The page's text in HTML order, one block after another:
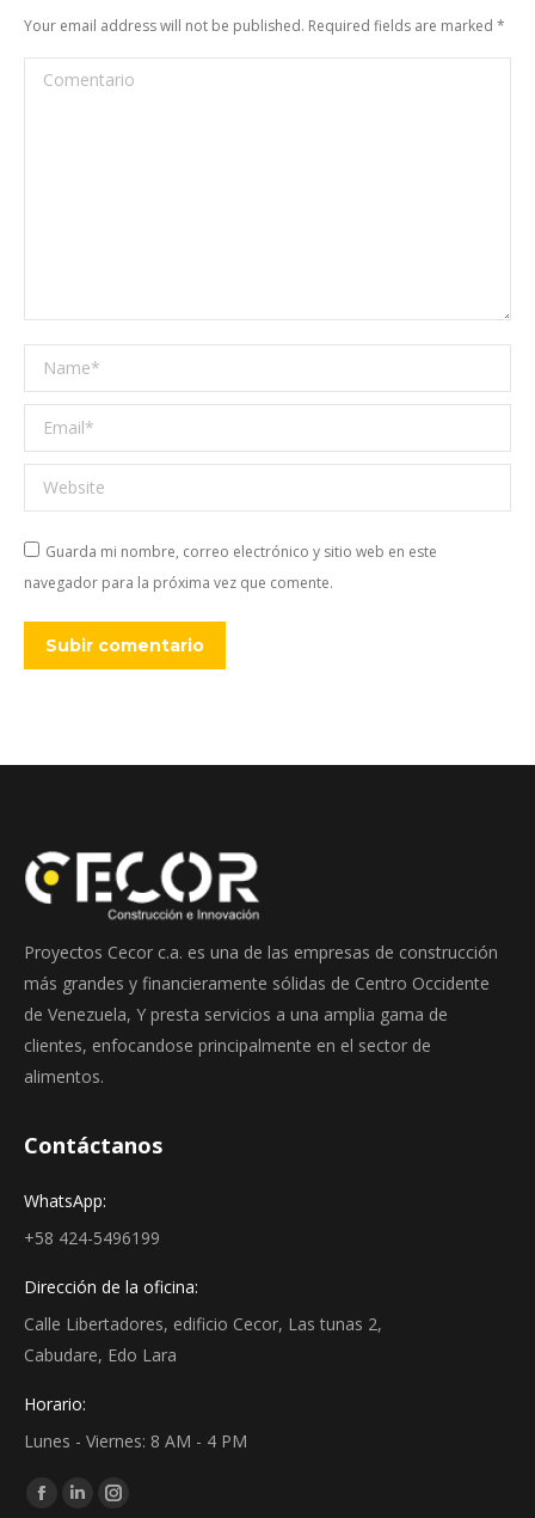
Your email address will not be published. Required fields are marked *
Comentario
Name *
Email *
Website
Guarda mi nombre, correo electrónico y sitio web en este
navegador para la próxima vez que comente.
Subir comentario
Proyectos Cecor c.a. es una de las empresas de construcción
más grandes y financieramente sólidas de Centro Occidente
de Venezuela, Y presta servicios a una amplia gama de
clientes, enfocandose principalmente en el sector de
alimentos.
Contáctanos
WhatsApp:
+58 424-5496199
Dirección de la oficina:
Calle Libertadores, edificio Cecor, Las tunas 2,
Cabudare, Edo Lara
Horario:
Lunes - Viernes: 8 AM - 4 PM
Find us on:
Facebook
LinkedinInstagram